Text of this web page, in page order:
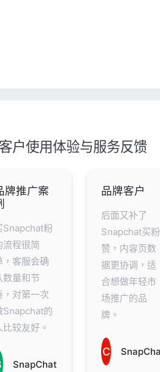
户使用体验与服务反馈
牌推广案
Snapchat粉
流程很简
，客服会确
数量和节
，对第一次
Snapchat的
比较友好。
SnapChat
品牌客户
后面又补了
Snapchat买粉
赞，内容页数
据更协调，适
合想做年轻市
场推广的品
牌。
C